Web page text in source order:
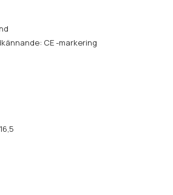
CE -markering